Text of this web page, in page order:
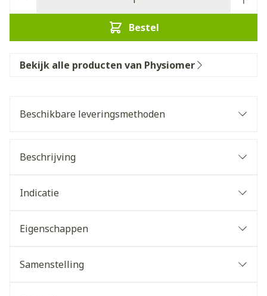
Bestel
Bekijk alle producten van Physiomer
Beschikbare leveringsmethoden
Beschrijving
Indicatie
Eigenschappen
Samenstelling